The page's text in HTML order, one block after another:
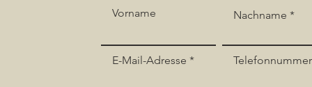
Vorname Nachname
E-Mail-Adresse Telefonnummer